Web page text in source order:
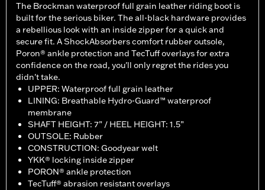
The Brockman waterproof full grain leather riding boot is
built for the serious biker. The all-black hardware provides
a rebellious look with an inside zipper for a quick and
secure fit. A ShockAbsorbers comfort rubber outsole,
Poron® ankle protection and TecTuff overlays for extra
confidence on the road, you'll only regret the rides you
didn't take.
UPPER: Waterproof full grain leather
LINING: Breathable Hydro-Guard™ waterproof
membrane
SHAFT HEIGHT: 7” / HEEL HEIGHT: 1.5”
OUTSOLE: Rubber
CONSTRUCTION: Goodyear welt
YKK® locking inside zipper
PORON® ankle protection
TecTuff® abrasion resistant overlays